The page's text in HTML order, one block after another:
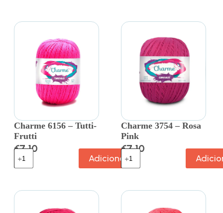
Charme 6156 – Tutti-
Frutti
€7.10
Adicionar
Charme 3754 – Rosa
Pink
€7.10